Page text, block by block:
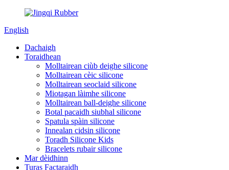
English
Dachaigh
Toraidhean
Molltairean ciùb deighe silicone
Molltairean cèic silicone
Molltairean seoclaid silicone
Miotagan làimhe silicone
Molltairean ball-deighe silicone
Botal pacaidh siubhal silicone
Spatula spàin silicone
Innealan cidsin silicone
Toradh Silicone Kids
Bracelets rubair silicone
Mar dèidhinn
Turas Factaraidh